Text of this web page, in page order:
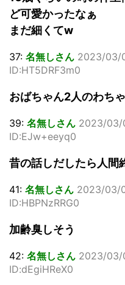
ど可愛かったなぁ
まだ細くてw
37: 名無しさん 2023/03/
ID:HT5DRF3m0
おばちゃん2人のわち
39: 名無しさん 2023/03/
ID:EJw+eeyq0
昔の話しだしたら人間
41: 名無しさん 2023/03/
ID:HBPNzRRG0
加齢臭しそう
42: 名無しさん 2023/03/
ID:dEgiHReX0